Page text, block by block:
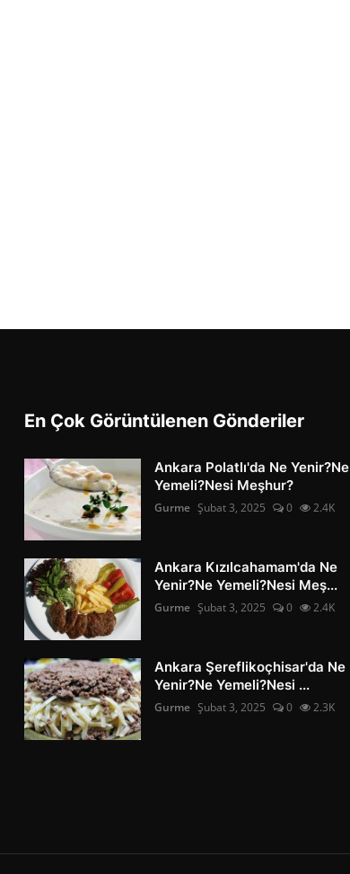
En Çok Görüntülenen Gönderiler
Ankara Polatlı'da Ne Yenir?Ne
Yemeli?Nesi Meşhur?
Gurme Şubat 3, 2025 0 2.4K
Ankara Kızılcahamam'da Ne
Yenir?Ne Yemeli?Nesi Meş...
Gurme Şubat 3, 2025 0 2.4K
Ankara Şereflikoçhisar'da Ne
Yenir?Ne Yemeli?Nesi ...
Gurme Şubat 3, 2025 0 2.3K